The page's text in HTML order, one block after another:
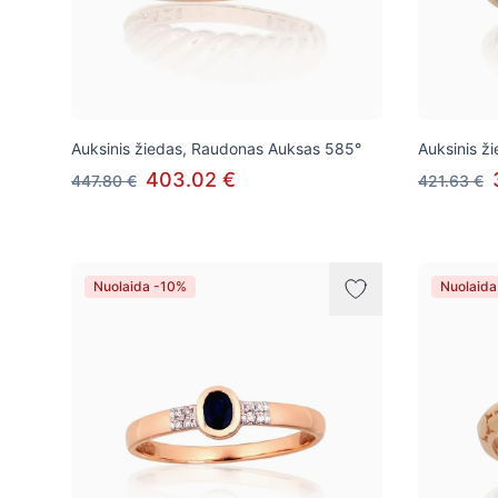
Auksinis žiedas, Raudonas Auksas 585°
447.80 € 403.02 €
Auksinis
421.63 €
Nuolaida -10%